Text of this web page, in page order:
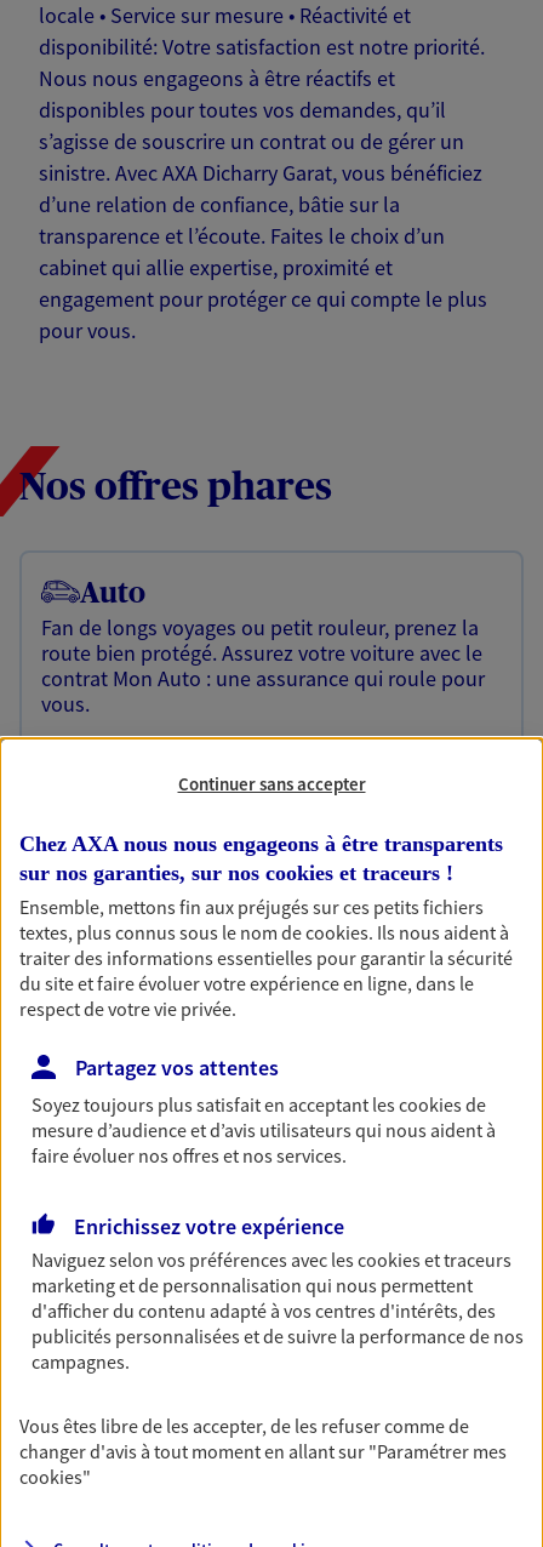
locale • Service sur mesure • Réactivité et
disponibilité: Votre satisfaction est notre priorité.
Nous nous engageons à être réactifs et
disponibles pour toutes vos demandes, qu’il
s’agisse de souscrire un contrat ou de gérer un
sinistre. Avec AXA Dicharry Garat, vous bénéficiez
d’une relation de confiance, bâtie sur la
transparence et l’écoute. Faites le choix d’un
cabinet qui allie expertise, proximité et
engagement pour protéger ce qui compte le plus
pour vous.
Nos offres phares
Auto
Fan de longs voyages ou petit rouleur, prenez la
route bien protégé. Assurez votre voiture avec le
contrat Mon Auto : une assurance qui roule pour
vous.
OBTENIR UN TARIF EN LIGNE
Habitation
Votre logement est unique, comme vous. Le
contrat Ma Maison assure votre sérénité en
protégeant ce qui vous tient à coeur.
Découvrir l'offre Habitation
OBTENIR UN TARIF EN LIGNE
Multirisque Entreprise
assurance multirisque entreprise. Un contrat
unique pour protéger vos locaux, matériels pro,
équipements et stocks… sans oublier votre
responsabilité civile.
Découvrir l'offre Multirisque Entreprise
Responsabilité civile
Continuer sans accepter
Chez AXA nous nous engageons à être transparents
sur nos garanties, sur nos cookies et traceurs !
Ensemble, mettons fin aux préjugés sur ces petits fichiers
textes, plus connus sous le nom decookies. Ils nous aident à
traiter des informations essentielles pour garantir la sécurité
du site et faire évoluer votre expérience en ligne, dans le
respect de votre vie privée.
Partagez vos attentes
Soyez toujours plus satisfait en acceptant lescookiesde
mesure d’audience et d’avis utilisateurs qui nous aident à
faire évoluer nos offres et nos services.
Enrichissez votre expérience
Naviguez selon vos préférences avec lescookies et traceurs
marketing et de personnalisation qui nous permettent
d'afficher du contenu adapté à vos centres d'intérêts, des
publicités personnalisées et de suivre la performance de nos
campagnes.
Vous êtes libre de les accepter, de les refuser comme de
changer d'avis à tout moment en allant sur "Paramétrer mes
cookies"